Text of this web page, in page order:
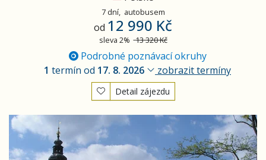
7 dní, autobusem
od 12 990 Kč
sleva 2% 13 320 Kč
Podrobné poznávací okruhy
1 termín od 17. 8. 2026 zobrazit termíny
Detail zájezdu
Krakov - město králů